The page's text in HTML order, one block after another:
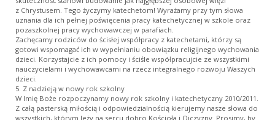
z Chrystusem. Tego życzymy katechetom! Wyrażamy przy tym słowa
uznania dla ich pełnej poświęcenia pracy katechetycznej w szkole oraz
pozaszkolnej pracy wychowawczej w parafiach.
Zachęcamy rodziców do ścisłej współpracy z katechetami, którzy są
gotowi wspomagać ich w wypełnianiu obowiązku religijnego wychowania
dzieci. Korzystajcie z ich pomocy i ściśle współpracujcie ze wszystkimi
nauczycielami i wychowawcami na rzecz integralnego rozwoju Waszych
dzieci.
5. Z nadzieją w nowy rok szkolny
W Imię Boże rozpoczynamy nowy rok szkolny i katechetyczny 2010/2011.
Z całą pasterską miłością i odpowiedzialnością kierujemy nasze słowa do
wszystkich, którym leży na sercu dobro Kościoła i Ojczyzny. Prosimy, by